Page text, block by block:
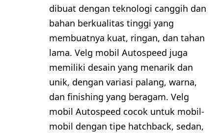
dibuat dengan teknologi canggih dan
bahan berkualitas tinggi yang
membuatnya kuat, ringan, dan tahan
lama. Velg mobil Autospeed juga
memiliki desain yang menarik dan
unik, dengan variasi palang, warna,
dan finishing yang beragam. Velg
mobil Autospeed cocok untuk mobil-
mobil dengan tipe hatchback, sedan,